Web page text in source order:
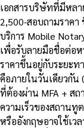
เอกสารบริษัทที่มีหล
2,500-สอบถามราค
บริการ Mobile
เพื่อรับลายมือชื่อต่อ
ราคาขึ้นอยู่กับระยะท
คือภายในวันเดียวกัน
ที่ต้องผ่าน MFA + ส
ความเร็วของสถานทู
หรืออังกฤษอาจใช้เ